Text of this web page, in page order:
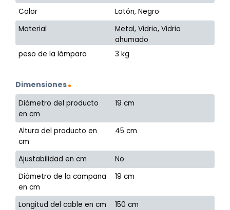
Color
Latón, Negro
Material
Metal, Vidrio, Vidrio
ahumado
peso de la lámpara
3 kg
Dimensiones
Diámetro del producto
en cm
19 cm
Altura del producto en
cm
45 cm
Ajustabilidad en cm
No
Diámetro de la campana
en cm
19 cm
Longitud del cable en cm 150 cm